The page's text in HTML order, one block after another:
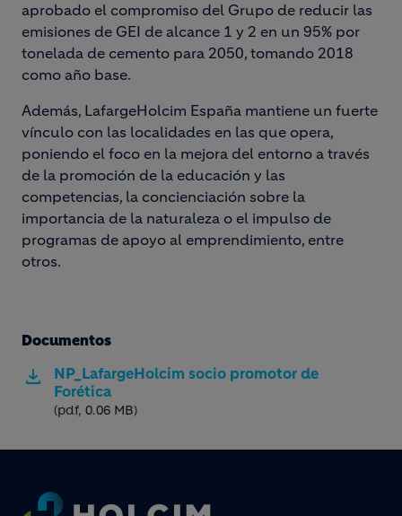
aprobado el compromiso del Grupo de reducir las
emisiones de GEI de alcance 1 y 2 en un 95% por
tonelada de cemento para 2050, tomando 2018
como año base.
Además, LafargeHolcim España mantiene un fuerte
vínculo con las localidades en las que opera,
poniendo el foco en la mejora del entorno a través
de la promoción de la educación y las
competencias, la concienciación sobre la
importancia de la naturaleza o el impulso de
programas de apoyo al emprendimiento, entre
otros.
Documentos
NP_LafargeHolcim socio promotor de
Forética
(pdf, 0.06 MB)
Footer